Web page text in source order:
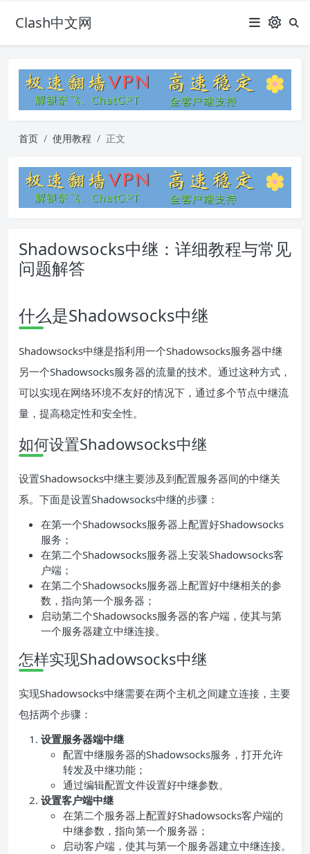
Clash中文网
首页 使用教程 正文
Shadowsocks中继：详细教程与常见
问题解答
什么是Shadowsocks中继
Shadowsocks中继是指利用一个Shadowsocks服务器中继
另一个Shadowsocks服务器的流量的技术。通过这种方式，
可以实现在网络环境不友好的情况下，通过多个节点中继流
量，提高稳定性和安全性。
如何设置Shadowsocks中继
设置Shadowsocks中继主要涉及到配置服务器间的中继关
系。下面是设置Shadowsocks中继的步骤：
在第一个Shadowsocks服务器上配置好Shadowsocks
服务；
在第二个Shadowsocks服务器上安装Shadowsocks客
户端；
在第二个Shadowsocks服务器上配置好中继相关的参
数，指向第一个服务器；
启动第二个Shadowsocks服务器的客户端，使其与第
一个服务器建立中继连接。
怎样实现Shadowsocks中继
实现Shadowsocks中继需要在两个主机之间建立连接，主要
包括两个步骤：
设置服务器端中继
配置中继服务器的Shadowsocks服务，打开允许
转发及中继功能；
通过编辑配置文件设置好中继参数。
设置客户端中继
在第二个服务器上配置好Shadowsocks客户端的
中继参数，指向第一个服务器；
启动客户端，使其与第一个服务器建立中继连接。